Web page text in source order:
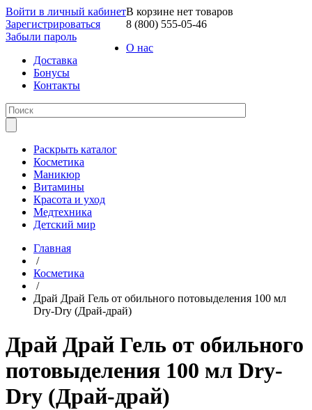
Войти в личный кабинет
Зарегистрироваться
Забыли пароль
В корзине нет товаров
8 (800) 555-05-46
О нас
Доставка
Бонусы
Контакты
Раскрыть каталог
Косметика
Маникюр
Витамины
Красота и уход
Медтехника
Детский мир
Главная
/
Косметика
/
Драй Драй Гель от обильного потовыделения 100 мл
Dry-Dry (Драй-драй)
Драй Драй Гель от обильного
потовыделения 100 мл Dry-
Dry (Драй-драй)